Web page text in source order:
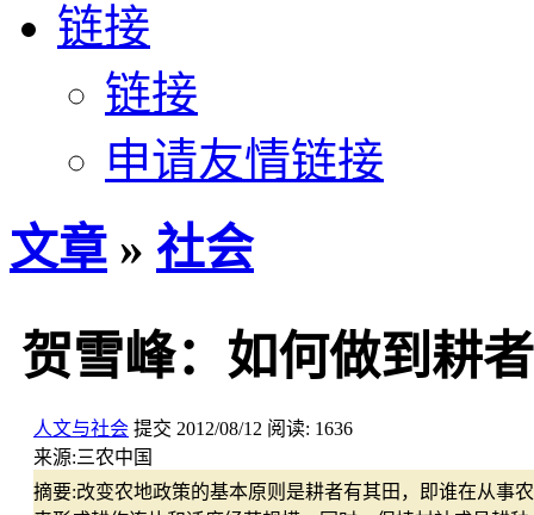
链接
链接
申请友情链接
文章 » 社会
贺雪峰：如何做到耕
人文与社会 提交 2012/08/12 阅读: 1636
来源:三农中国
摘要:改变农地政策的基本原则是耕者有其田，即谁在从事